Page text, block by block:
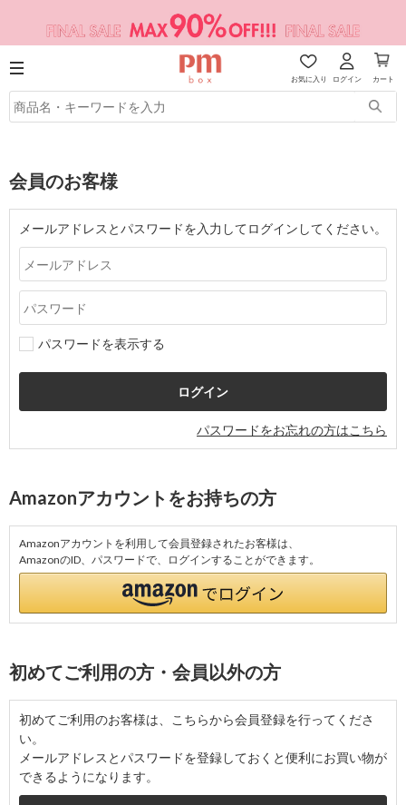
お気に入り ログイン カート
会員のお客様
メールアドレスとパスワードを入力してログインしてください。
パスワードを表示する
パスワードをお忘れの方はこちら
Amazonアカウントをお持ちの方
Amazonアカウントを利用して会員登録されたお客様は、
AmazonのID、パスワードで、ログインすることができます。
初めてご利用の方・会員以外の方
初めてご利用のお客様は、こちらから会員登録を行ってくださ
い。
メールアドレスとパスワードを登録しておくと便利にお買い物が
できるようになります。